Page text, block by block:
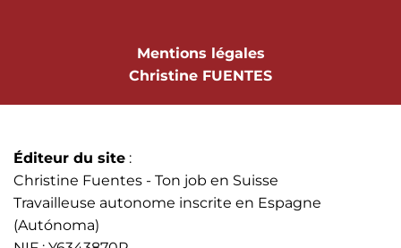
Mentions légales
Christine FUENTES
Éditeur du site :
Christine Fuentes - Ton job en Suisse
Travailleuse autonome inscrite en Espagne
(Autónoma)